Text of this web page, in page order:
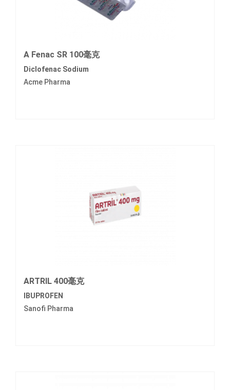
A Fenac SR 100毫克
Diclofenac Sodium
Acme Pharma
ARTRIL 400毫克
IBUPROFEN
Sanofi Pharma